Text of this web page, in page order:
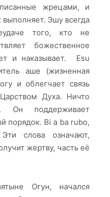
жрецами, и
выполняет. Эшу всегда
того, кто не
божественное
и наказывает. Esu
аше (жизненная
и облегчает связь
Духа. Ничто
Он поддерживает
порядок. Bi a ba rubo,
слова означают,
жертву, часть её
Огун, начался